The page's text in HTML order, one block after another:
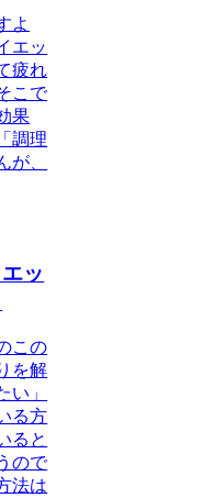
よ
エッ
疲れ
こで
果
調理
が、
ッ
この
を解
い」
る方
ると
ので
法は